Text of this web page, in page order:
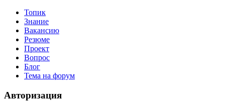
Топик
Знание
Вакансию
Резюме
Проект
Вопрос
Блог
Тема на форум
Авторизация